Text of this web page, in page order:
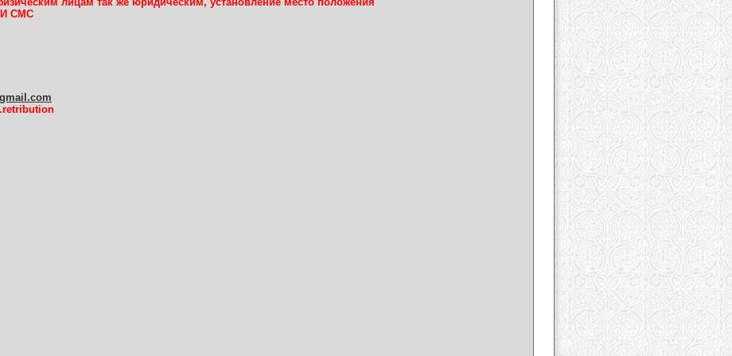
СМС